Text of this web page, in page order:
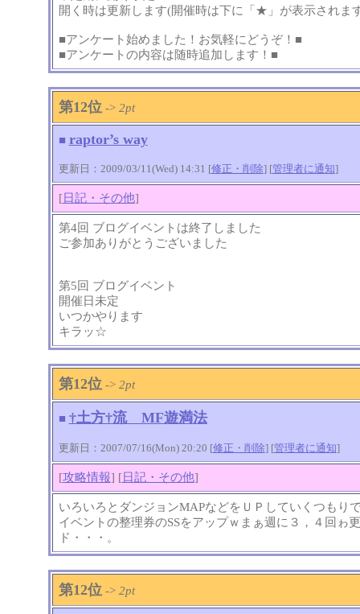
開く時は更新します(開催時は下に「★」が表示されま
■アンケート始めました！お気軽にどうぞ！■
■アンケートの内容は随時追加します！■
第12位 -> 2pt
■ raptor’s way
更新日：2009/03/11(Wed) 14:31 [修正・削除] [管理者に通知]
[日記・その他]
第4回 ブログイベントは終了しました
ご参加ありがとうございました
第5回 ブログイベント
開催日未定
いつかやります
キラッ☆
第12位 -> 2pt
■ †土方†流 MF遊満法
更新日：2007/07/16(Mon) 20:20 [修正・削除] [管理者に通知]
[攻略情報] [日記・その他]
いろいろとダンジョンMAPなどをＵＰしていくつもり
イベントの整理券のSSをアップｗまぁ週に３，４回ゎ
ド・・・。
第12位 -> 2pt